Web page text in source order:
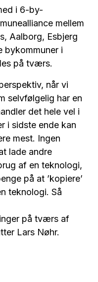
i 6-by-
mellem
Aalborg, Esbjerg
bykommuner i
på tværs.
når vi
selvfølgelig har en
det hele vel i
i sidste ende kan
mest. Ingen
lade andre
af en teknologi,
på at ’kopiere’
teknologi. Så
på tværs af
Lars Nøhr.